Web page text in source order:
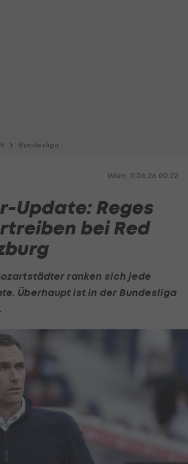
Bundesliga
Wien, 11.06.26 00:22
Update: Reges
bei Red
ranken sich jede
Überhaupt ist in der Bundesliga